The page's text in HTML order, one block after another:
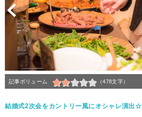
Previous
記事ボリューム （478文字）
結婚式2次会をカントリー風にオシャレ演出☆